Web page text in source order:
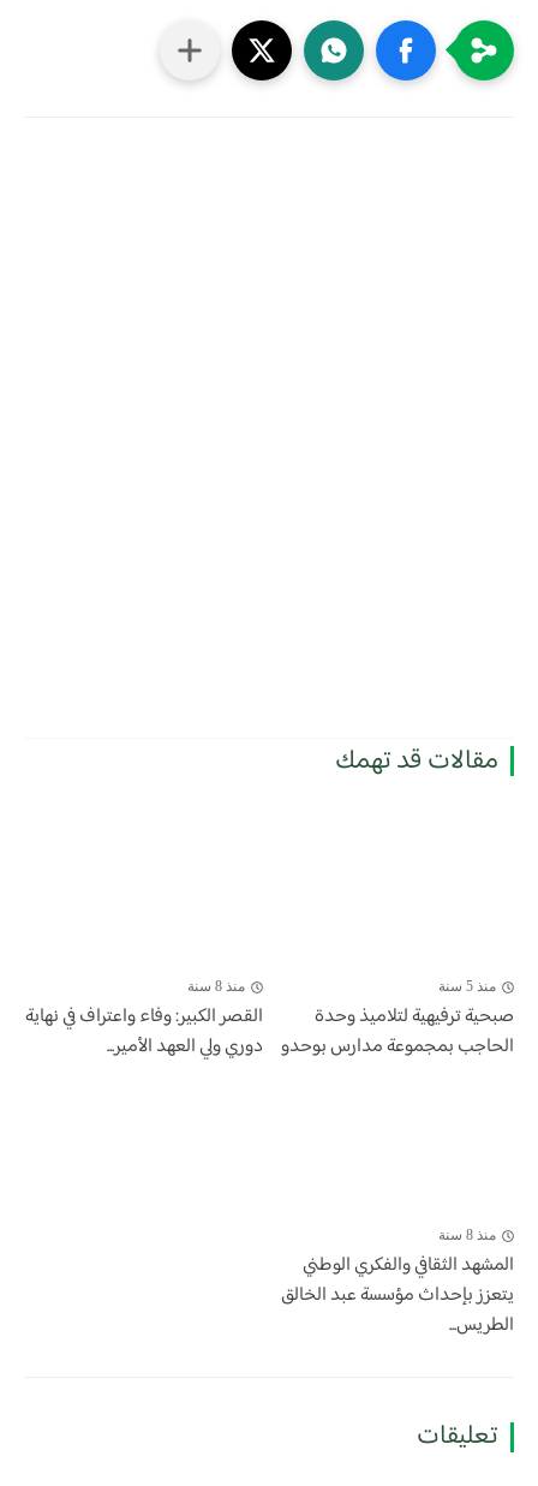
مقالات قد تهمك
منذ 5 سنة
صبحية ترفيهية لتلاميذ وحدة
الحاجب بمجموعة مدارس بوحدو
منذ 8 سنة
القصر الكبير: وفاء واعتراف في نهاية
دوري ولي العهد الأمير...
منذ 8 سنة
المشهد الثقافي والفكري الوطني
يتعزز بإحداث مؤسسة عبد الخالق
الطريس...
تعليقات